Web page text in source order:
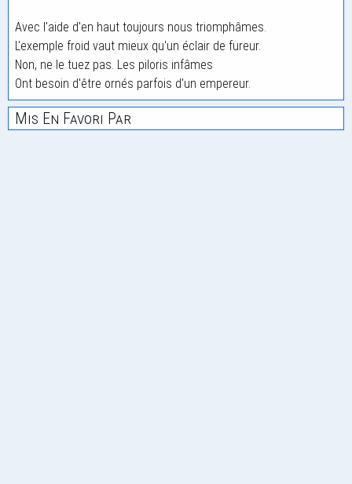
Avec l'aide d'en haut toujours nous triomphâmes.
L'exemple froid vaut mieux qu'un éclair de fureur.
Non, ne le tuez pas. Les piloris infâmes
Ont besoin d'être ornés parfois d'un empereur.
Mis En Favori Par